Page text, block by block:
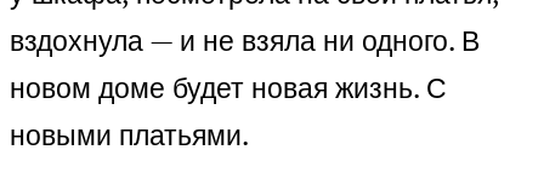
вздохнула — и не взяла ни одного. В
новом доме будет новая жизнь. С
новыми платьями.